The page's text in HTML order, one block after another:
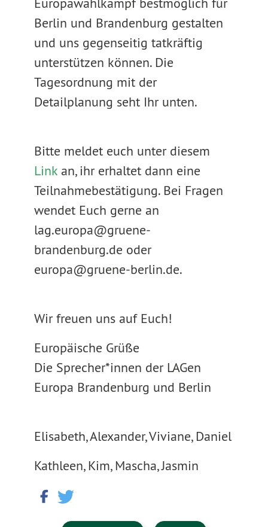
Berlin und Brandenburg gestalten
und uns gegenseitig tatkräftig
unterstützen können. Die
Tagesordnung mit der
Detailplanung seht Ihr unten.
Bitte meldet euch unter diesem
Link an, ihr erhaltet dann eine
Teilnahmebestätigung. Bei Fragen
wendet Euch gerne an
lag.europa@gruene-
brandenburg.de oder
europa@gruene-berlin.de.
Wir freuen uns auf Euch!
Europäische Grüße
Die Sprecher*innen der LAGen
Europa Brandenburg und Berlin
Elisabeth, Alexander, Viviane, Daniel
Kathleen, Kim, Mascha, Jasmin